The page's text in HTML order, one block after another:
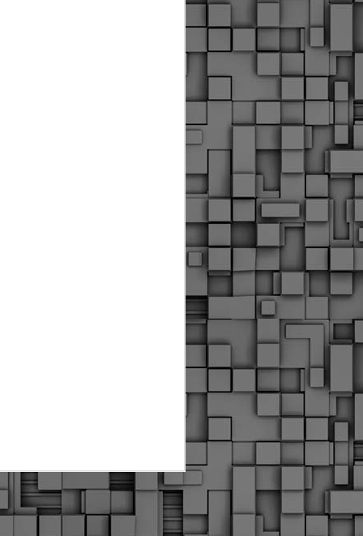
εκπαίδευσή τους και
Θεσσαλονίκης βεβαίωσε κατά
τις προηγούμενες ημέρες
πρόστιμα για 11 διοικητικές
παραβάσεις που έλαβαν